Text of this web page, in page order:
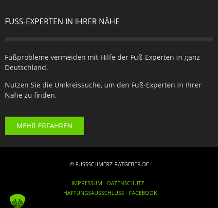
FUSS-EXPERTEN IN IHRER NÄHE
Fußprobleme vermeiden mit Hilfe der Fuß-Experten in ganz
Deutschland.
Nutzen Sie die Umkreissuche, um den Fuß-Experten in Ihrer
Nähe zu finden.
MEHR ERFAHREN
© FUSSSCHMERZ-RATGEBER.DE
IMPRESSUM
DATENSCHUTZ
HAFTUNGSAUSSCHLUSS
FACEBOOK